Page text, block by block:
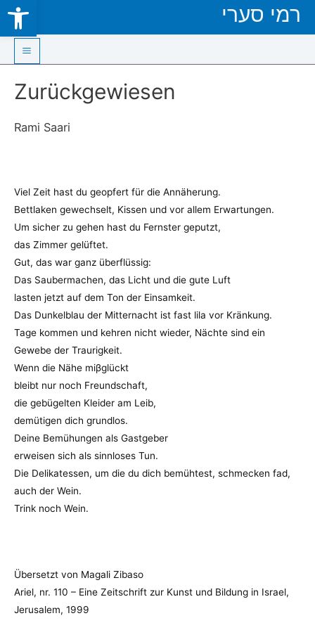
Open toolbar
Skip
רמי סערי
Main
Menu
Zurückgewiesen
Rami Saari
Viel Zeit hast du geopfert für die Annäherung.
Bettlaken gewechselt, Kissen und vor allem Erwartungen.
Um sicher zu gehen hast du Fernster geputzt,
das Zimmer gelüftet.
Gut, das war ganz überflüssig:
Das Saubermachen, das Licht und die gute Luft
lasten jetzt auf dem Ton der Einsamkeit.
Das Dunkelblau der Mitternacht ist fast lila vor Kränkung.
Tage kommen und kehren nicht wieder, Nächte sind ein
Gewebe der Traurigkeit.
Wenn die Nähe miβglückt
bleibt nur noch Freundschaft,
die gebügelten Kleider am Leib,
demütigen dich grundlos.
Deine Bemühungen als Gastgeber
erweisen sich als sinnloses Tun.
Die Delikatessen, um die du dich bemühtest, schmecken fad,
auch der Wein.
Trink noch Wein.
Übersetzt von Magali Zibaso
Ariel, nr. 110 – Eine Zeitschrift zur Kunst und Bildung in Israel,
Jerusalem, 1999